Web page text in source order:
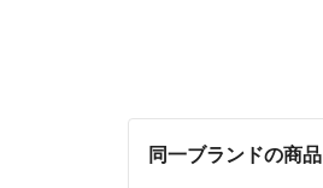
同一ブランドの商品